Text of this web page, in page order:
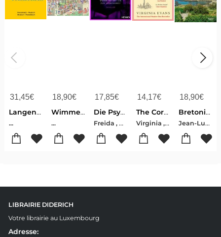
31,45€
Langenscheidt Taschenwörterbuch Französisch
...
18,90€
Wimmelbuch Lëtzebuerg Luxemburg Luxembourg
...
17,85€
Die Psychiaterin - Wurde ihr der Job zum Verhängnis?
Freida , McFadden
14,17€
The Correspondent
Virginia , Evans
18,90€
Bretonischer Glanz
Jean-Luc , Bannalec
LIBRAIRIE DIDERICH
Votre librairie au Luxembourg
Adresse: